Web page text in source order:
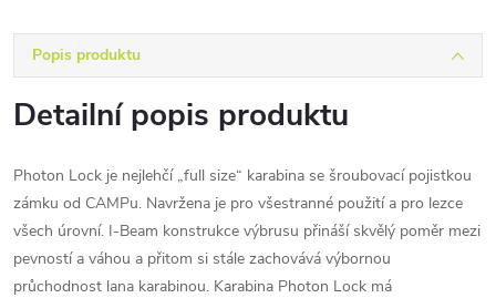
Popis produktu
Detailní popis produktu
Photon Lock je nejlehčí „full size“ karabina se šroubovací pojistkou
zámku od CAMPu. Navržena je pro všestranné použití a pro lezce
všech úrovní. I-Beam konstrukce výbrusu přináší skvělý poměr mezi
pevností a váhou a přitom si stále zachovává výbornou
průchodnost lana karabinou. Karabina Photon Lock má